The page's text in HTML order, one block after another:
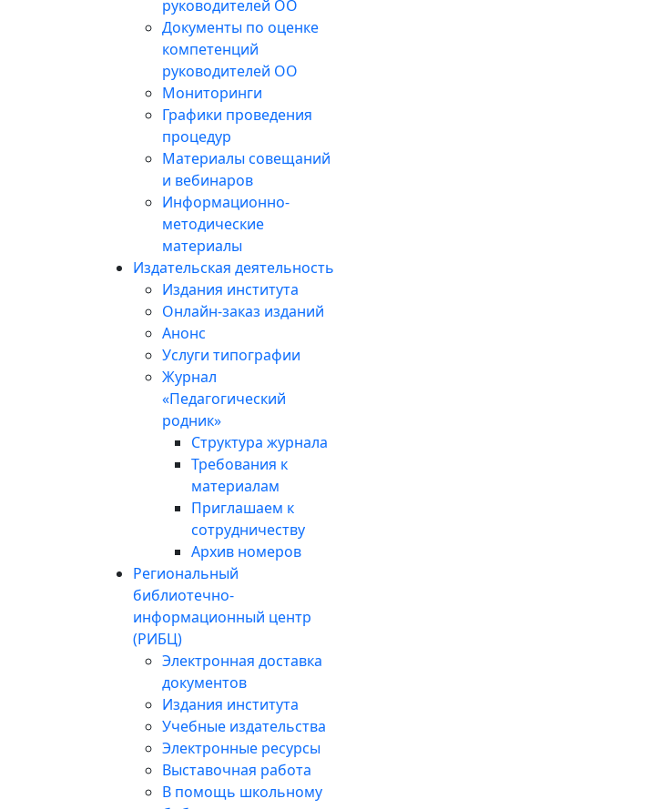
руководителей ОО
Документы по оценке
компетенций
руководителей ОО
Мониторинги
Графики проведения
процедур
Материалы совещаний
и вебинаров
Информационно-
методические
материалы
Издательская деятельность
Издания института
Онлайн-заказ изданий
Анонс
Услуги типографии
Журнал
«Педагогический
родник»
Структура журнала
Требования к
материалам
Приглашаем к
сотрудничеству
Архив номеров
Региональный
библиотечно-
информационный центр
(РИБЦ)
Электронная доставка
документов
Издания института
Учебные издательства
Электронные ресурсы
Выставочная работа
В помощь школьному